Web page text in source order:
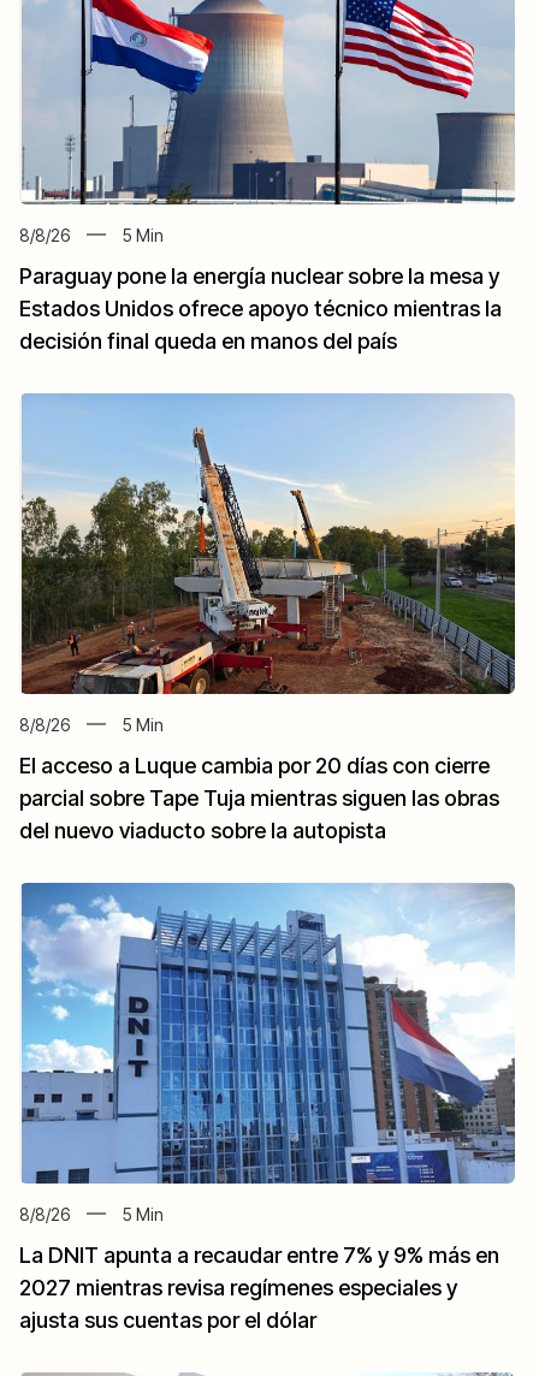
8/8/26 5 Min
Paraguay pone la energía nuclear sobre la mesa y
Estados Unidos ofrece apoyo técnico mientras la
decisión final queda en manos del país
8/8/26 5 Min
El acceso a Luque cambia por 20 días con cierre
parcial sobre Tape Tuja mientras siguen las obras
del nuevo viaducto sobre la autopista
8/8/26 5 Min
La DNIT apunta a recaudar entre 7% y 9% más en
2027 mientras revisa regímenes especiales y
ajusta sus cuentas por el dólar